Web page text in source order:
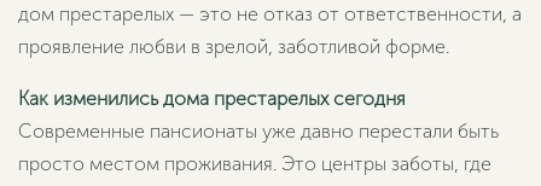
дом престарелых — это не отказ от ответственности, а
проявление любви в зрелой, заботливой форме.
Как изменились дома престарелых сегодня
Современные пансионаты уже давно перестали быть
просто местом проживания. Это центры заботы, где